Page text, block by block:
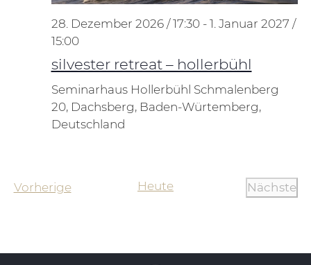
silvester retreat – hollerbühl
28. Dezember 2026 / 17:30- 1. Januar 2027 /
15:00
Seminarhaus Hollerbühl Schmalenberg
20, Dachsberg, Baden-Würtemberg,
Deutschland
VorherigeVeranstaltungen
Heute
Nächste